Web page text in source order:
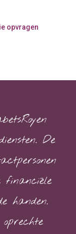
opvragen
De
financiële
handen.